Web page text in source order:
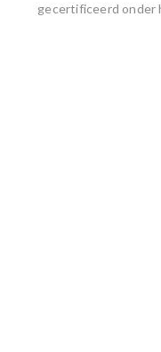
gecertificeerd onder